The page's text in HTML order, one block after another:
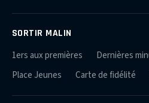
SORTIR MALIN
1ers aux premières Dernières
Place Jeunes
Carte de fidélité